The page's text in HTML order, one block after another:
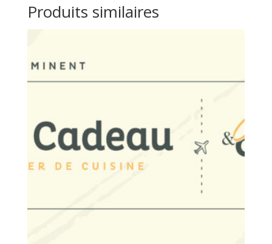
POISSONS:
Ticket
Produits similaires